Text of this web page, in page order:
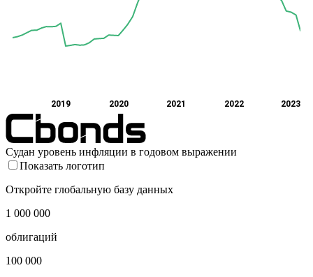
2019 2020 2021 2022 2023
Судан уровень инфляции в годовом выражении
Показать логотип
Откройте глобальную базу данных
1 000 000
облигаций
100 000